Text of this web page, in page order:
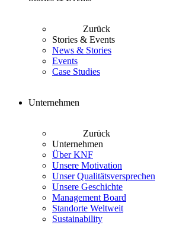
Zurück
Stories & Events
News & Stories
Events
Case Studies
Unternehmen
Zurück
Unternehmen
Über KNF
Unsere Motivation
Unser Qualitätsversprechen
Unsere Geschichte
Management Board
Standorte Weltweit
Sustainability